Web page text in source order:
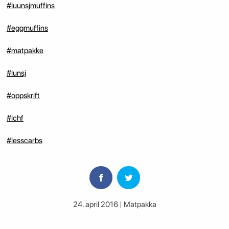
#luunsjmuffins
#eggmuffins
#matpakke
#lunsj
#oppskrift
#lchf
#lesscarbs
24. april 2016 | Matpakka